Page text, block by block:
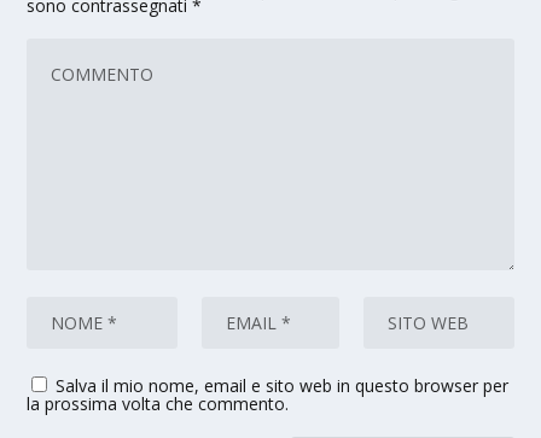
sono contrassegnati*
Salva il mio nome, email e sito web in questo browser per
la prossima volta che commento.